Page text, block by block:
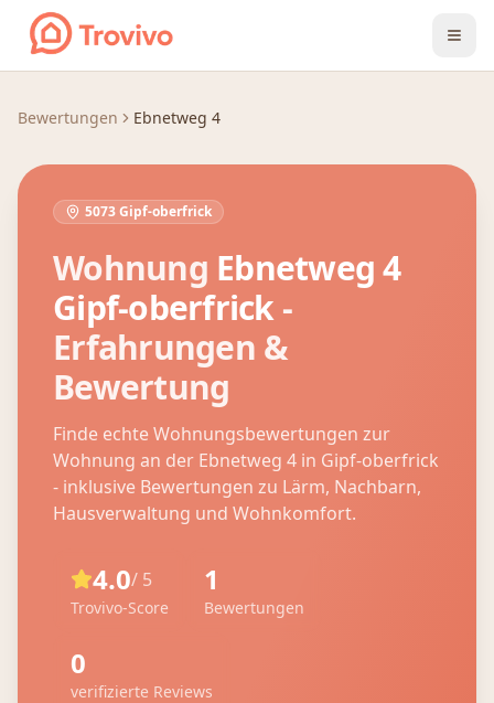
Zum Inhalt springen
Bewertungen Ebnetweg 4
5073 Gipf-oberfrick
Wohnung Ebnetweg 4
Gipf-oberfrick-
Erfahrungen &
Bewertung
Finde echte Wohnungsbewertungen zur
Wohnung an der Ebnetweg 4 in Gipf-oberfrick
- inklusive Bewertungen zu Lärm, Nachbarn,
Hausverwaltung und Wohnkomfort.
4.0/ 5
Trovivo-Score
1
Bewertungen
0
verifizierte Reviews